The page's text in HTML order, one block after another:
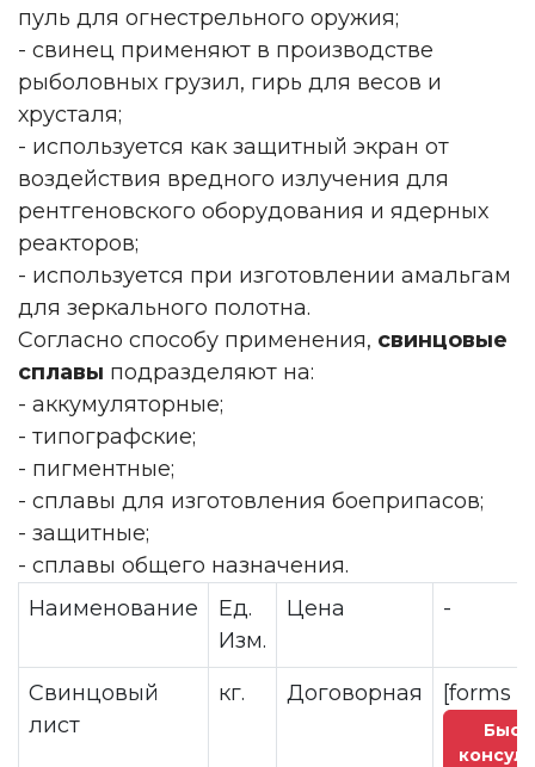
пуль для огнестрельного оружия;
- свинец применяют в производстве
рыболовных грузил, гирь для весов и
хрусталя;
- используется как защитный экран от
воздействия вредного излучения для
рентгеновского оборудования и ядерных
реакторов;
- используется при изготовлении амальгам
для зеркального полотна.
Согласно способу применения, свинцовые
сплавы подразделяют на:
- аккумуляторные;
- типографские;
- пигментные;
- сплавы для изготовления боеприпасов;
- защитные;
- сплавы общего назначения.
Наименование
Ед.
Изм.
Цена -
Свинцовый
лист
кг. Договорная [forms